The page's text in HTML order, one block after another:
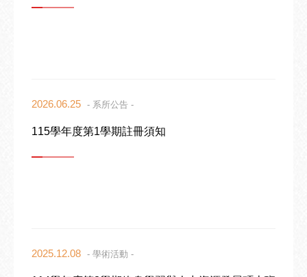
2026.06.25 - 系所公告 -
115學年度第1學期註冊須知
2025.12.08 - 學術活動 -